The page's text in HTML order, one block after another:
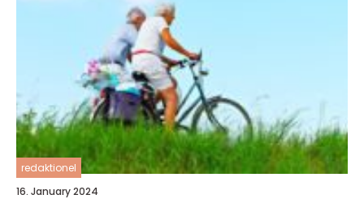
redaktionel
16. January 2024